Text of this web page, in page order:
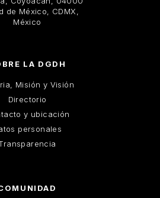
de México, CDMX,
México
LA DGDH
Misión y Visión
Directorio
y ubicación
personales